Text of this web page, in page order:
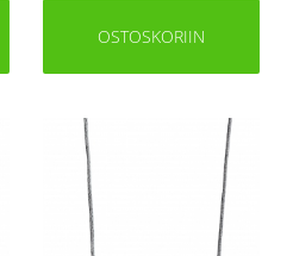
OSTOSKORIIN